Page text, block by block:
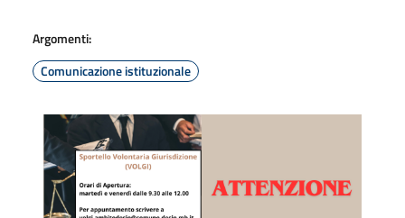
Argomenti:
Comunicazione istituzionale